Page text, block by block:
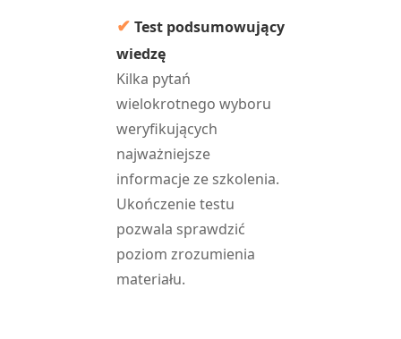
✔ Test podsumowujący
wiedzę
Kilka pytań
wielokrotnego wyboru
weryfikujących
najważniejsze
informacje ze szkolenia.
Ukończenie testu
pozwala sprawdzić
poziom zrozumienia
materiału.